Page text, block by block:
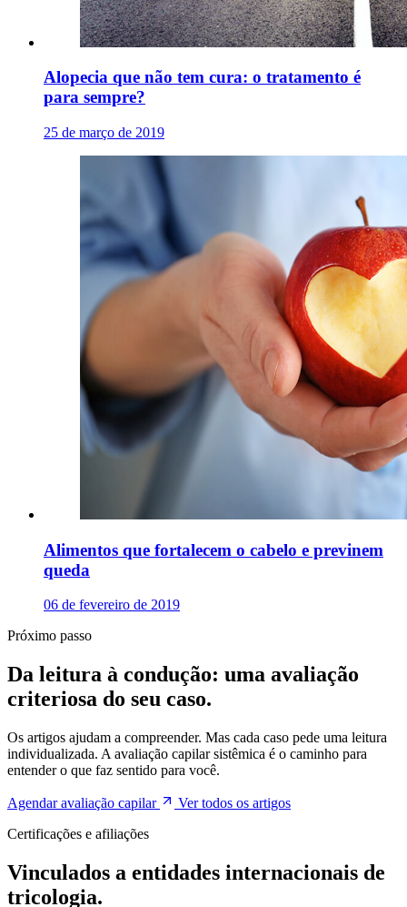
Alopecia que não tem cura: o tratamento é
para sempre?
25 de março de 2019
Alimentos que fortalecem o cabelo e previnem
queda
06 de fevereiro de 2019
Próximo passo
Da leitura à condução: uma avaliação
criteriosa do seu caso.
Os artigos ajudam a compreender. Mas cada caso pede uma leitura
individualizada. A avaliação capilar sistêmica é o caminho para
entender o que faz sentido para você.
Agendar avaliação capilar
Ver todos os artigos
Certificações e afiliações
Vinculados a entidades internacionais de
tricologia.